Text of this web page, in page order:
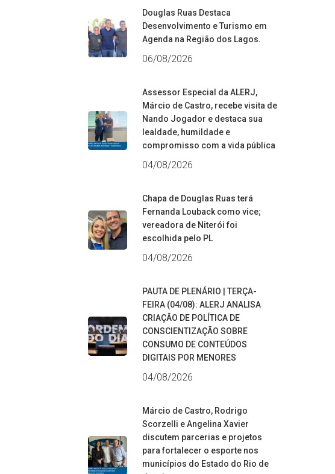
Douglas Ruas Destaca
Desenvolvimento e Turismo em
Agenda na Região dos Lagos.
06/08/2026
Assessor Especial da ALERJ,
Márcio de Castro, recebe visita de
Nando Jogador e destaca sua
lealdade, humildade e
compromisso com a vida pública
04/08/2026
Chapa de Douglas Ruas terá
Fernanda Louback como vice;
vereadora de Niterói foi
escolhida pelo PL
04/08/2026
PAUTA DE PLENÁRIO | TERÇA-
FEIRA (04/08): ALERJ ANALISA
CRIAÇÃO DE POLÍTICA DE
CONSCIENTIZAÇÃO SOBRE
CONSUMO DE CONTEÚDOS
DIGITAIS POR MENORES
04/08/2026
Márcio de Castro, Rodrigo
Scorzelli e Angelina Xavier
discutem parcerias e projetos
para fortalecer o esporte nos
municípios do Estado do Rio de